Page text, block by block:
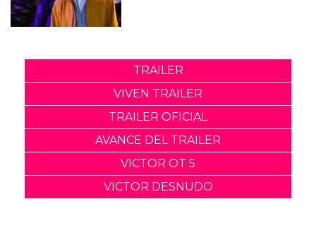
TRAILER
VIVEN TRAILER
TRAILER OFICIAL
AVANCE DEL TRAILER
VICTOR OT 5
VICTOR DESNUDO